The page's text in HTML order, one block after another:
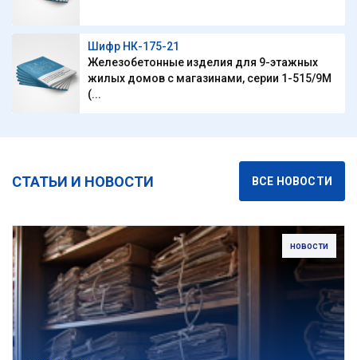
Шифр НК-175-21
Железобетонные изделия для 9-этажных
жилых домов с магазинами, серии 1-515/9М
(...
СТАТЬИ И НОВОСТИ ВСЕ НОВОСТИ
новости